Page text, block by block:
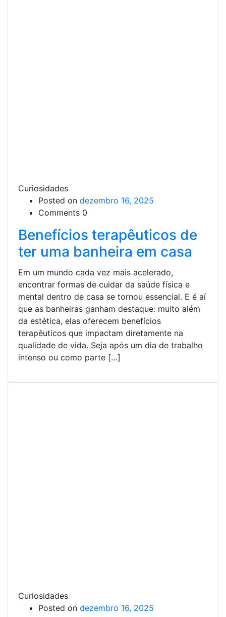
Curiosidades
Posted on dezembro 16, 2025
Comments 0
Benefícios terapêuticos de
ter uma banheira em casa
Em um mundo cada vez mais acelerado,
encontrar formas de cuidar da saúde física e
mental dentro de casa se tornou essencial. E é aí
que as banheiras ganham destaque: muito além
da estética, elas oferecem benefícios
terapêuticos que impactam diretamente na
qualidade de vida. Seja após um dia de trabalho
intenso ou como parte […]
Curiosidades
Posted on dezembro 16, 2025